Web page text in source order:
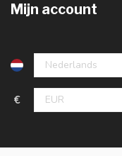
Mijn account
€